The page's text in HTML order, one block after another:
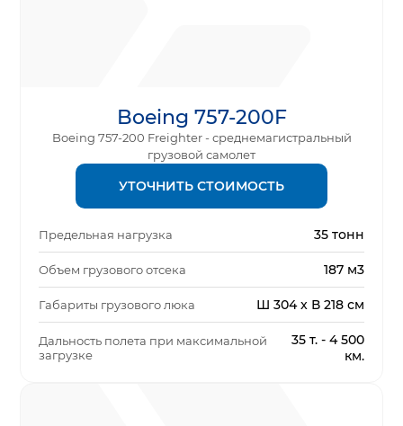
Boeing 757-200F
Boeing 757-200 Freighter - среднемагистральный
грузовой самолет
УТОЧНИТЬ СТОИМОСТЬ
Предельная нагрузка 35 тонн
Объем грузового отсека 187 м3
Габариты грузового люка Ш 304 x В 218 см
Дальность полета при максимальной
загрузке
35 т. - 4 500
км.